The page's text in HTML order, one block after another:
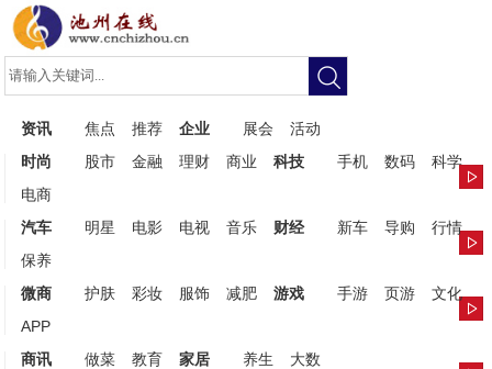
资讯 焦点 推荐 企业 展会
活动
时尚
股市 金融 理财 商业 科技 手机 数码
科学
电商
汽车
明星 电影 电视 音乐 财经 新车 导购
行情
保养
微商
护肤 彩妆 服饰 减肥 游戏 手游 页游
文化
APP
商讯
做菜 教育 家居 养生 大数